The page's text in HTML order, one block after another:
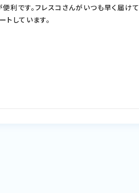
利です。フレスコさんがいつも早く届けて
しています。